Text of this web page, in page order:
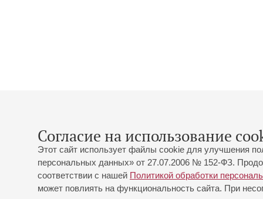
Согласие на использование
Этот сайт использует файлы cookie для улучшения
персональных данных» от 27.07.2006 № 152-ФЗ.
соответствии с нашей Политикой обработки
может повлиять на функциональность сайта. При